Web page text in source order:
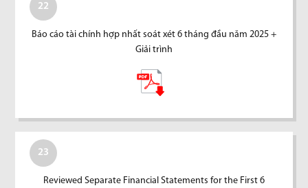
22
Báo cáo tài chính hợp nhất soát xét 6 tháng đầu năm 2025 +
Giải trình
23
Reviewed Separate Financial Statements for the First 6